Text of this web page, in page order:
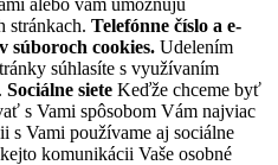
alebo vám umožňujú
stránkach. Telefónne číslo a e-
súboroch cookies. Udelením
súhlasíte s využívaním
Sociálne siete Keďže chceme byť
s Vami spôsobom Vám najviac
Vami používame aj sociálne
komunikácii Vaše osobné